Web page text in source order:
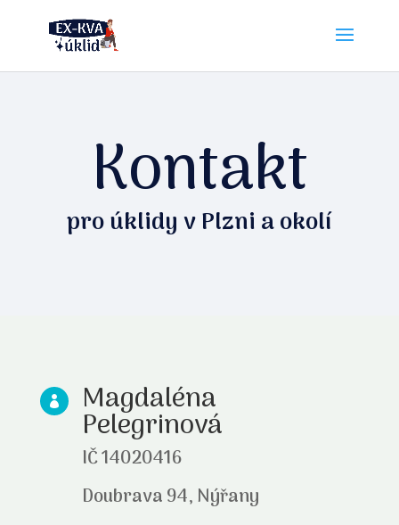
Kontakt
pro úklidy v Plzni a okolí
 Magdaléna
Pelegrinová
IČ14020416
Doubrava 94, Nýřany